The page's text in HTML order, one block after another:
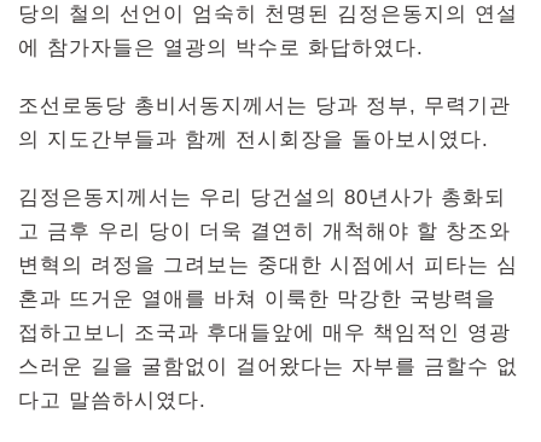
당의 철의 선언이 엄숙히 천명된 김정은동지의 연설
에 참가자들은 열광의 박수로 화답하였다.
조선로동당 총비서동지께서는 당과 정부, 무력기관
의 지도간부들과 함께 전시회장을 돌아보시였다.
김정은동지께서는 우리 당건설의 80년사가 총화되
고 금후 우리 당이 더욱 결연히 개척해야 할 창조와
변혁의 려정을 그려보는 중대한 시점에서 피타는 심
혼과 뜨거운 열애를 바쳐 이룩한 막강한 국방력을
접하고보니 조국과 후대들앞에 매우 책임적인 영광
스러운 길을 굴함없이 걸어왔다는 자부를 금할수 없
다고 말씀하시였다.